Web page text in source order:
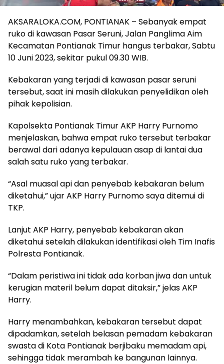
AKSARALOKA.COM, PONTIANAK – Sebanyak empat
ruko di kawasan Pasar Seruni, Jalan Panglima Aim
Kecamatan Pontianak Timur hangus terbakar, Sabtu
10 Juni 2023, sekitar pukul 09.30 WIB.
Kebakaran yang terjadi di kawasan pasar seruni
tersebut, saat ini masih dilakukan penyelidikan oleh
pihak kepolisian.
Kapolsekta Pontianak Timur AKP Harry Purnomo
menjelaskan, bahwa empat ruko tersebut terbakar
berawal dari adanya kepulauan asap di lantai dua
salah satu ruko yang terbakar.
“Asal muasal api dan penyebab kebakaran belum
diketahui,” ujar AKP Harry Purnomo saya ditemui di
TKP.
Lanjut AKP Harry, penyebab kebakaran akan
diketahui setelah dilakukan identifikasi oleh Tim Inafis
Polresta Pontianak.
“Dalam peristiwa ini tidak ada korban jiwa dan untuk
kerugian materil belum dapat ditaksir,” jelas AKP
Harry.
Harry menambahkan, kebakaran tersebut dapat
dipadamkan, setelah belasan pemadam kebakaran
swasta di Kota Pontianak berjibaku memadam api,
sehingga tidak merambah ke bangunan lainnya.